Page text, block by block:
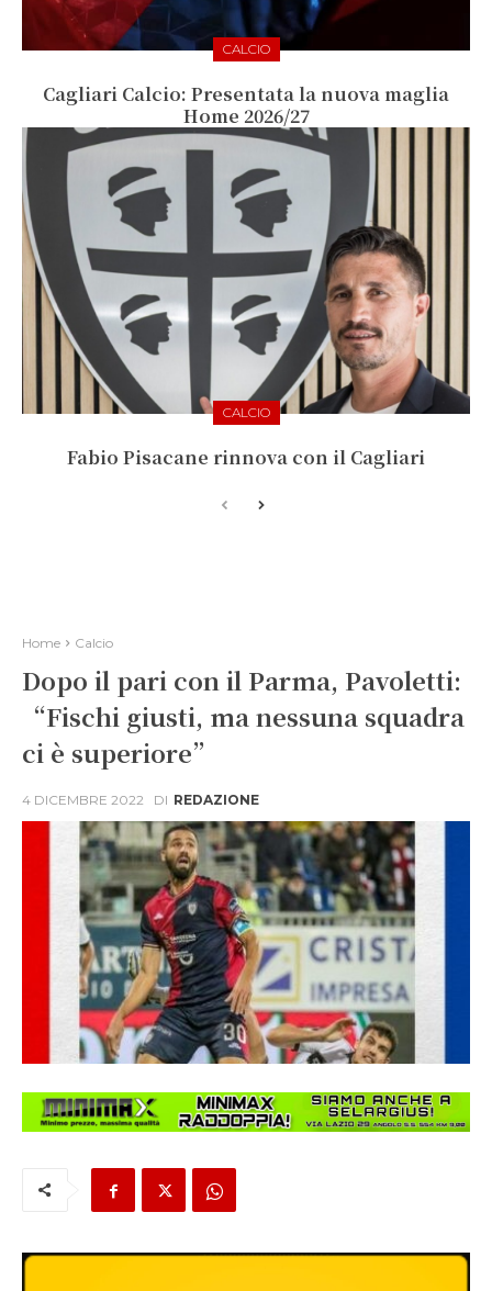
CALCIO
Cagliari Calcio: Presentata la nuova maglia
Home 2026/27
CALCIO
Fabio Pisacane rinnova con il Cagliari